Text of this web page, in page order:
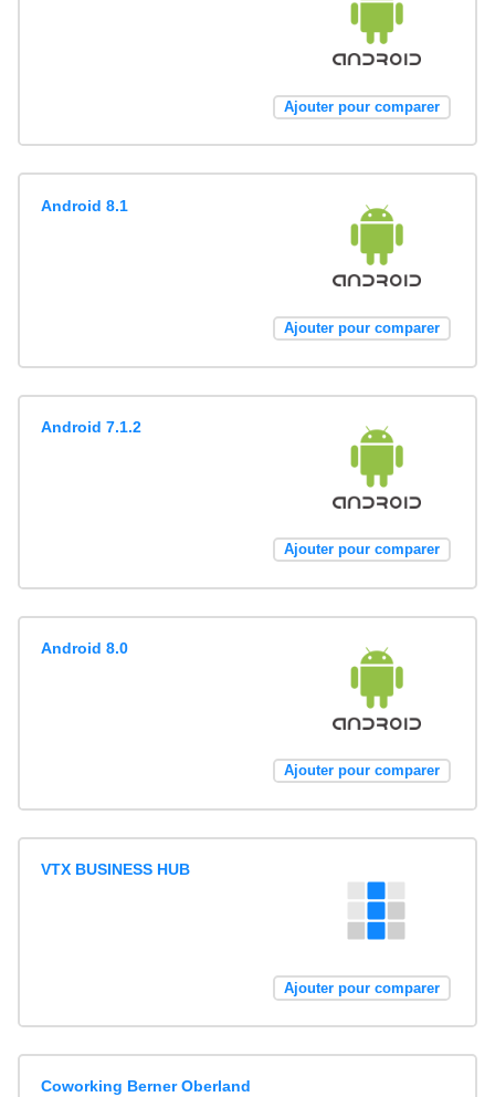
Ajouter pour comparer
Android 8.1
Ajouter pour comparer
Android 7.1.2
Ajouter pour comparer
Android 8.0
Ajouter pour comparer
VTX BUSINESS HUB
Ajouter pour comparer
Coworking Berner Oberland